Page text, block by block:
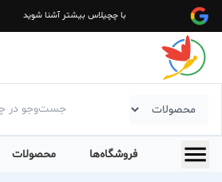
با چچیلاس بیشتر آشنا شوید
فروشگاه‌ها محصولات